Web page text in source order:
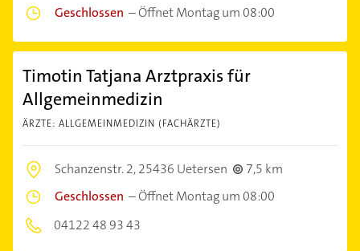
Geschlossen –Öffnet Montag um 08:00
Timotin Tatjana Arztpraxis für
Allgemeinmedizin
ÄRZTE: ALLGEMEINMEDIZIN (FACHÄRZTE)
Schanzenstr. 2,25436 Uetersen
7,5 km
Geschlossen –Öffnet Montag um 08:00
04122 48 93 43